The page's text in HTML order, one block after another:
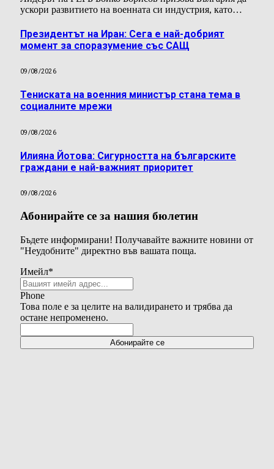
ускори развитието на военната си индустрия, като…
Президентът на Иран: Сега е най-добрият
момент за споразумение със САЩ
09/08/2026
Тениската на военния министър стана тема в
социалните мрежи
09/08/2026
Илияна Йотова: Сигурността на българските
граждани е най-важният приоритет
09/08/2026
Абонирайте се за нашия бюлетин
Бъдете информирани! Получавайте важните новини от
"Неудобните" директно във вашата поща.
Имейл*
Phone
Това поле е за целите на валидирането и трябва да
остане непроменено.